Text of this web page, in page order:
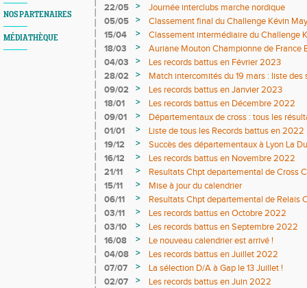
NOS PARTENAIRES
MÉDIATHÈQUE
22/05
>
Journée interclubs marche nordique
05/05
>
Classement final du Challenge Kévin
15/04
>
Classement intermédiaire du Challenge
18/03
>
Auriane Mouton Championne de France
04/03
>
Les records battus en Février 2023
28/02
>
Match intercomités du 19 mars : liste des
09/02
>
Les records battus en Janvier 2023
18/01
>
Les records battus en Décembre 2022
09/01
>
Départementaux de cross : tous les
01/01
>
Liste de tous les Records battus en 2022
19/12
>
Succès des départementaux à Lyon La
16/12
>
Les records battus en Novembre 2022
21/11
>
Resultats Chpt departemental de Cross
15/11
>
Mise à jour du calendrier
06/11
>
Resultats Chpt departemental de Relais
03/11
>
Les records battus en Octobre 2022
03/10
>
Les records battus en Septembre 2022
16/08
>
Le nouveau calendrier est arrivé !
04/08
>
Les records battus en Juillet 2022
07/07
>
La sélection D/A à Gap le 13 Juillet !
02/07
>
Les records battus en Juin 2022